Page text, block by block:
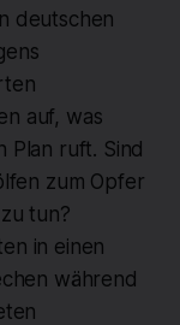
deutschen
auf, was
Plan ruft. Sind
zum Opfer
tun?
in einen
während